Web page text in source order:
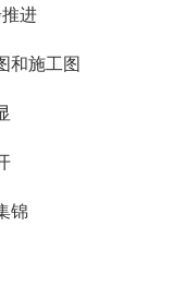
进
和施工图
锦